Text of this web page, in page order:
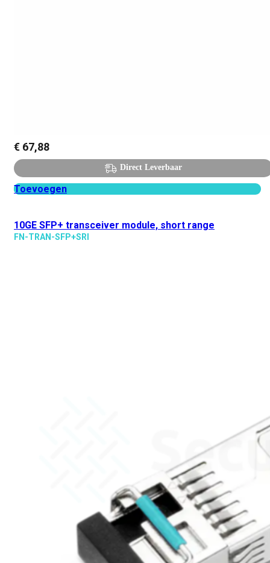
€ 67,88
Direct Leverbaar
Toevoegen
10GE SFP+ transceiver module, short range
FN-TRAN-SFP+SRI